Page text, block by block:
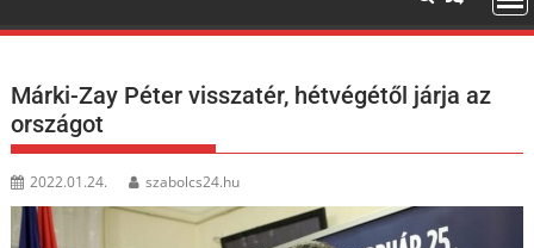
Márki-Zay Péter visszatér, hétvégétől járja az
országot
2022.01.24. szabolcs24.hu